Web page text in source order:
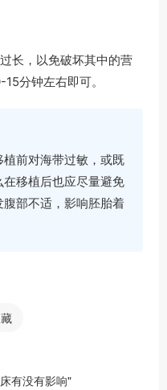
长，以免破坏其中的营
分钟左右即可。
前对海带过敏，或既
移植后也应尽量避免
部不适，影响胚胎着
有没有影响"